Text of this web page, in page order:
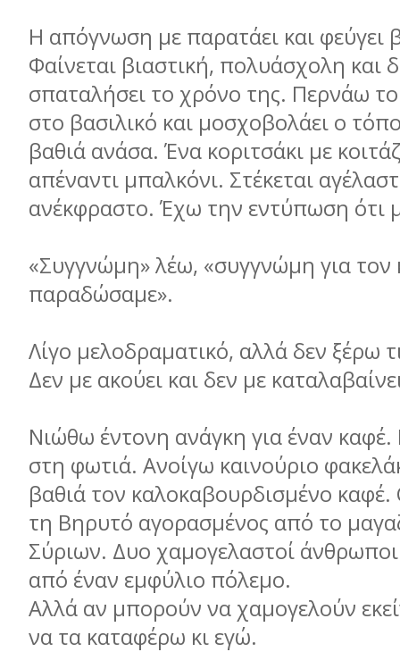
Η απόγνωση με παρατάει και φεύγει
Φαίνεται βιαστική, πολυάσχολη και
σπαταλήσει το χρόνο της. Περνάω
στο βασιλικό και μοσχοβολάει ο
βαθιά ανάσα. Ένα κοριτσάκι με
απέναντι μπαλκόνι. Στέκεται
ανέκφραστο. Έχω την εντύπωση ότι
«Συγγνώμη» λέω, «συγγνώμη για
παραδώσαμε».
Λίγο μελοδραματικό, αλλά δεν ξέρω
Δεν με ακούει και δεν με
Νιώθω έντονη ανάγκη για έναν
στη φωτιά. Ανοίγω καινούριο
βαθιά τον καλοκαβουρδισμένο
τη Βηρυτό αγορασμένος από το
Σύριων. Δυο χαμογελαστοί
από έναν εμφύλιο πόλεμο.
Αλλά αν μπορούν να χαμογελούν
να τα καταφέρω κι εγώ.